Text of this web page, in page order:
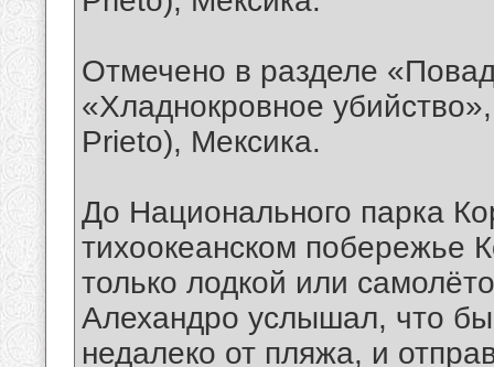
Отмечено в разделе
«Хладнокровное
Prieto), Мексика.
До Национального парка
тихоокеанском побережье
только лодкой или
Алехандро услышал, что
недалеко от пляжа, и